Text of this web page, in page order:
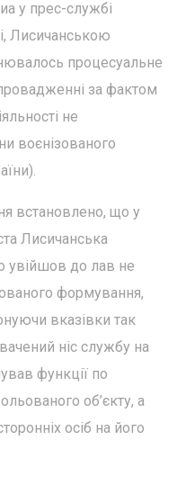
у прес-службі
Лисичанською
процесуальне
за фактом
не
воєнізованого
встановлено, що у
Лисичанська
увійшов до лав не
формування,
вказівки так
ніс службу на
функції по
об’єкту, а
осіб на його